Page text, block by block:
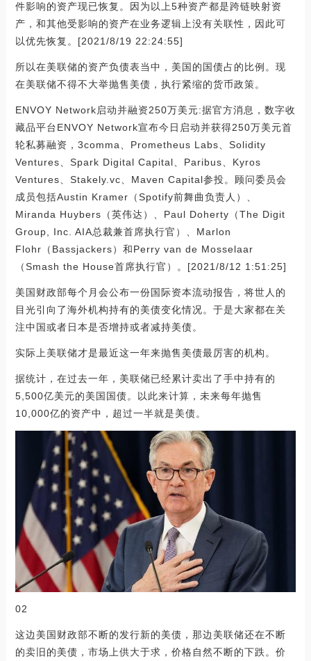
件影响的资产现已恢复。因为以上5种资产都是跨链映射资
产，和其他受影响的资产在业务逻辑上没有关联性，因此可
以优先恢复。[2021/8/19 22:24:55]
所以在美联储的资产负债表当中，美国的国债占的比例。现
在美联储不得不大举抛售美债，执行紧缩的货币政策。
ENVOY Network启动并融资250万美元:据官方消息，数字收
藏品平台ENVOY Network宣布今日启动并获得250万美元首
轮私募融资，3comma、Prometheus Labs、Solidity
Ventures、Spark Digital Capital、Paribus、Kyros
Ventures、Stakely.vc、Maven Capital参投。顾问委员会
成员包括Austin Kramer（Spotify前舞曲负责人）、
Miranda Huybers（英伟达）、Paul Doherty（The Digit
Group, Inc. AIA总裁兼首席执行官）、Marlon
Flohr（Bassjackers）和Perry van de Mosselaar
（Smash the House首席执行官）。[2021/8/12 1:51:25]
美国财政部每个月会公布一份国际资本流动报告，将世人的
目光引向了海外机构持有的美债变化情况。于是大家都在关
注中国或者日本是否增持或者减持美债。
实际上美联储才是最近这一年来抛售美债最厉害的机构。
据统计，在过去一年，美联储已经累计卖出了手中持有的
5,500亿美元的美国国债。以此来计算，未来每年抛售
10,000亿的资产中，超过一半就是美债。
02
这边美国财政部不断的发行新的美债，那边美联储还在不断
的卖旧的美债，市场上供大于求，价格自然不断的下跌。价